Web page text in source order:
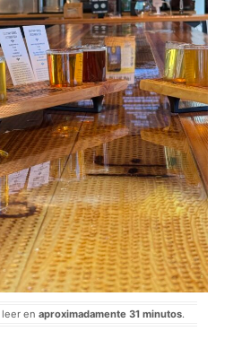
en aproximadamente 31 minutos.